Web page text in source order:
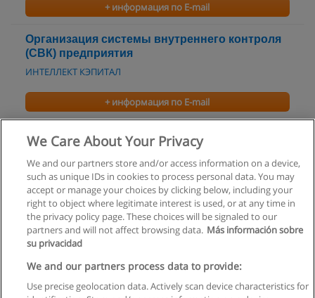
+ информация по E-mail
Организация системы внутреннего контроля
(СВК) предприятия
ИНТЕЛЛЕКТ КЭПИТАЛ
+ информация по E-mail
Тренинг Влияния и противостояния влиянию
Центр Психологии Управления "Премьер"
+ информация по E-mail
Правила пользования
Конфиденциальность информации
We Care About Your Privacy
We and our partners store and/or access information on a device,
such as unique IDs in cookies to process personal data. You may
accept or manage your choices by clicking below, including your
right to object where legitimate interest is used, or at any time in
the privacy policy page. These choices will be signaled to our
partners and will not affect browsing data. Más información sobre
su privacidad
We and our partners process data to provide:
Use precise geolocation data. Actively scan device characteristics for